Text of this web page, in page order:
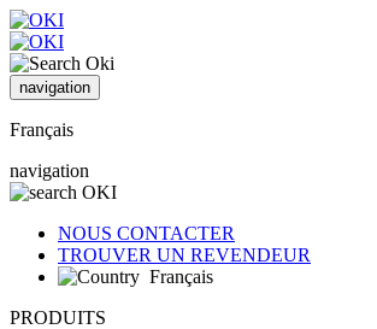
navigation
Français
navigation
NOUS CONTACTER
TROUVER UN REVENDEUR
Français
PRODUITS